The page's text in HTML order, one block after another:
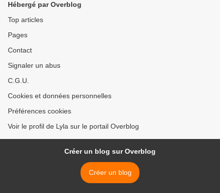
Hébergé par Overblog
Top articles
Pages
Contact
Signaler un abus
C.G.U.
Cookies et données personnelles
Préférences cookies
Voir le profil de Lyla sur le portail Overblog
Créer un blog sur Overblog
Créer un blog